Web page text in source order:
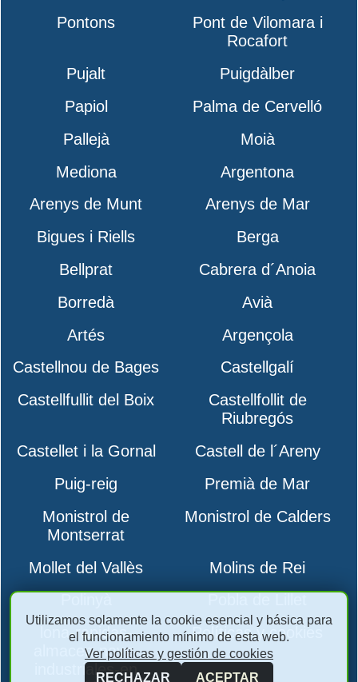
Pontons
Pont de Vilomara i
Rocafort
Pujalt
Puigdàlber
Papiol
Palma de Cervelló
Pallejà
Moià
Mediona
Argentona
Arenys de Munt
Arenys de Mar
Bigues i Riells
Berga
Bellprat
Cabrera d´Anoia
Borredà
Avià
Artés
Argençola
Castellnou de Bages
Castellgalí
Castellfullit del Boix
Castellfollit de
Riubregós
Castellet i la Gornal
Castell de l´Areny
Puig-reig
Premià de Mar
Monistrol de
Montserrat
Monistrol de Calders
Mollet del Vallès
Molins de Rei
lona-rapidas-
almacen-nave-
industriales-en
Políticas y cookies
Utilizamos solamente la cookie esencial y básica para
el funcionamiento mínimo de esta web.
Ver políticas y gestión de cookies
RECHAZAR
ACEPTAR